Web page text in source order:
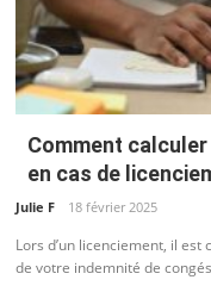
Comment
en cas de
Julie F 18 février 2025
Lors d’un licenciement, il
de votre indemnité de